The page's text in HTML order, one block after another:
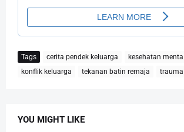
Tags cerita pendek keluarga kesehatan mental
konflik keluarga
tekanan batin remaja trauma
YOU MIGHT LIKE